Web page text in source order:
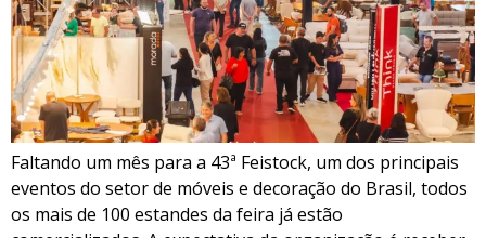
Faltando um mês para a 43ª Feistock, um dos principais
eventos do setor de móveis e decoração do Brasil, todos
os mais de 100 estandes da feira já estão